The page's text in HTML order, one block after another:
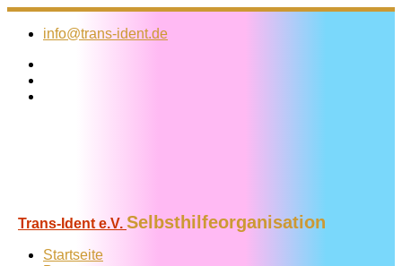
Zum
Inhalt
info@trans-ident.de
Trans-Ident e.V. Selbsthilfeorganisation
Startseite